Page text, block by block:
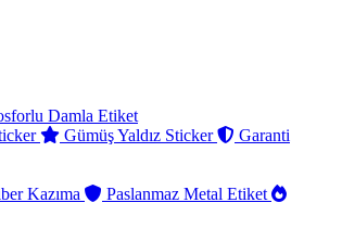
Damla Etiket
Gümüş Yaldız Sticker
Garanti
Kazıma
Paslanmaz Metal Etiket